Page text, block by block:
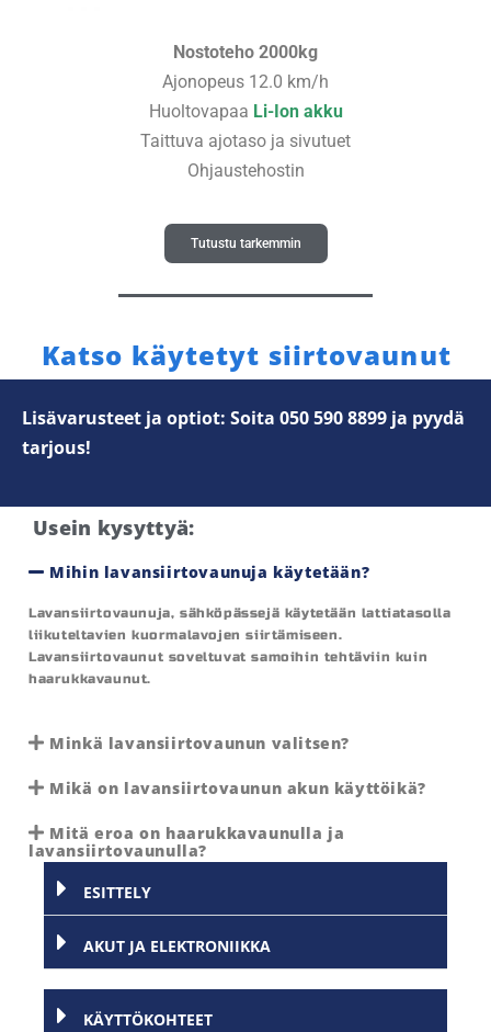
Nostoteho 2000kg
Ajonopeus 12.0 km/h
Huoltovapaa Li-Ion akku
Taittuva ajotaso ja sivutuet
Ohjaustehostin
Tutustu tarkemmin
Katso käytetyt siirtovaunut
Lisävarusteet ja optiot: Soita 050 590 8899 ja pyydä
tarjous!
Usein kysyttyä:
Mihin lavansiirtovaunuja käytetään?
Lavansiirtovaunuja, sähköpässejä käytetään lattiatasolla
liikuteltavien kuormalavojen siirtämiseen.
Lavansiirtovaunut soveltuvat samoihin tehtäviin kuin
haarukkavaunut.
Minkä lavansiirtovaunun valitsen?
Mikä on lavansiirtovaunun akun käyttöikä?
Mitä eroa on haarukkavaunulla ja
lavansiirtovaunulla?
ESITTELY
AKUT JA ELEKTRONIIKKA
KÄYTTÖKOHTEET